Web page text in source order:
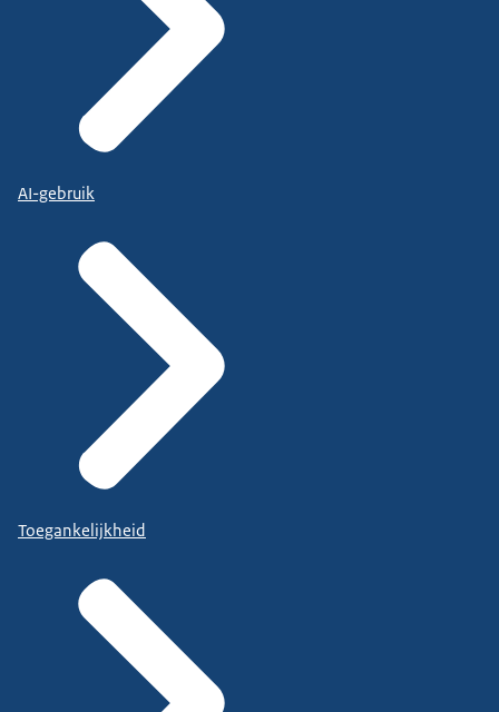
AI-gebruik
Toegankelijkheid